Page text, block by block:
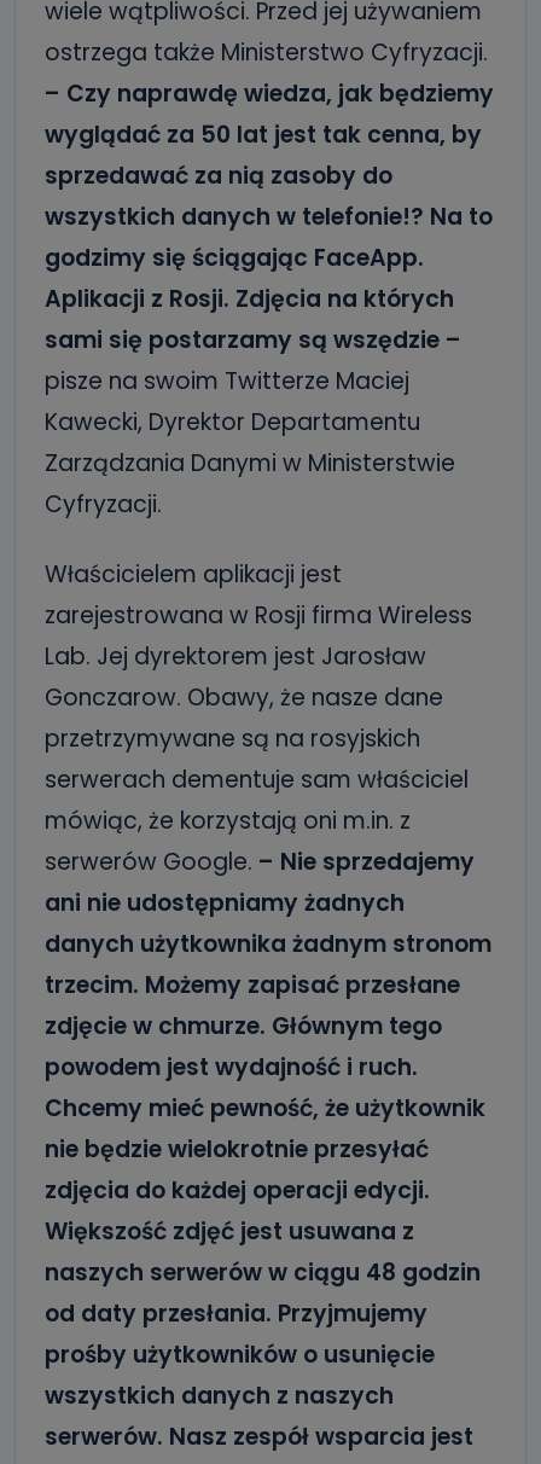
wiele wątpliwości. Przed jej używaniem
ostrzega także Ministerstwo Cyfryzacji.
– Czy naprawdę wiedza, jak będziemy
wyglądać za 50 lat jest tak cenna, by
sprzedawać za nią zasoby do
wszystkich danych w telefonie!? Na to
godzimy się ściągając FaceApp.
Aplikacji z Rosji. Zdjęcia na których
sami się postarzamy są wszędzie –
pisze na swoim Twitterze Maciej
Kawecki, Dyrektor Departamentu
Zarządzania Danymi w Ministerstwie
Cyfryzacji.
Właścicielem aplikacji jest
zarejestrowana w Rosji firma Wireless
Lab. Jej dyrektorem jest Jarosław
Gonczarow. Obawy, że nasze dane
przetrzymywane są na rosyjskich
serwerach dementuje sam właściciel
mówiąc, że korzystają oni m.in. z
serwerów Google. – Nie sprzedajemy
ani nie udostępniamy żadnych
danych użytkownika żadnym stronom
trzecim. Możemy zapisać przesłane
zdjęcie w chmurze. Głównym tego
powodem jest wydajność i ruch.
Chcemy mieć pewność, że użytkownik
nie będzie wielokrotnie przesyłać
zdjęcia do każdej operacji edycji.
Większość zdjęć jest usuwana z
naszych serwerów w ciągu 48 godzin
od daty przesłania. Przyjmujemy
prośby użytkowników o usunięcie
wszystkich danych z naszych
serwerów. Nasz zespół wsparcia jest